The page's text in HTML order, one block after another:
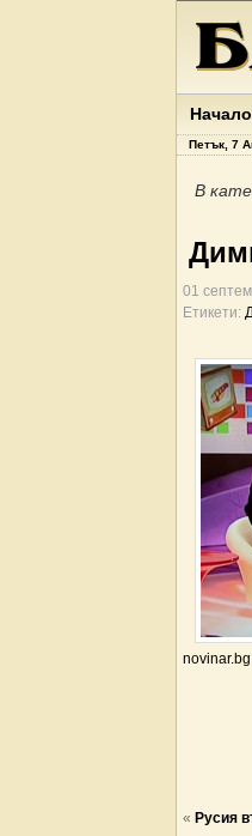
Начало
Петък, 7
В
01
Етикети:
novinar.bg
« Русия